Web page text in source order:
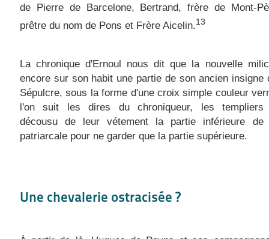
de Pierre de Barcelone, Bertrand, frère de Mont-
prêtre du nom de Pons et Frère Aicelin.13
La chronique d'Ernoul nous dit que la nouvelle
encore sur son habit une partie de son ancien insigne
Sépulcre, sous la forme d'une croix simple couleur
l'on suit les dires du chroniqueur, les templiers
décousu de leur vétement la partie inférieure
patriarcale pour ne garder que la partie supérieure.
Une chevalerie ostracisée ?